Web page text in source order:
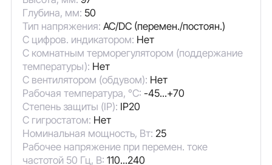
Глубина, мм: 50
Тип напряжения: AC/DC (перемен./постоян.)
С цифров. индикатором: Нет
С комнатным терморегулятором (поддержание
температуры): Нет
С вентилятором (обдувом): Нет
Рабочая температура, °C: -45...+70
Степень защиты (IP): IP20
С гигростатом: Нет
Номинальная мощность, Вт: 25
Рабочее напряжение при перемен. токе
частотой 50 Гц, В: 110...240